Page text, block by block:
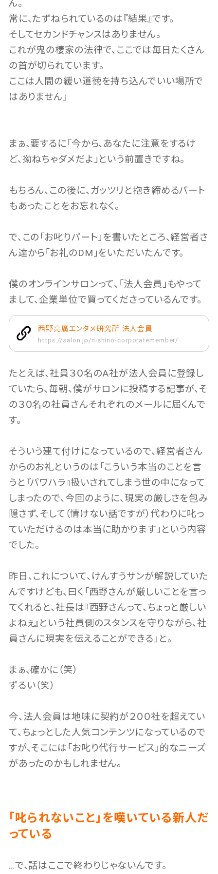
ん。
常に、たずねられているのは『結果』です。
そしてセカンドチャンスはありません。
これが鬼の棲家の法律で、ここでは毎日たくさん
の首が切られています。
ここは人間の緩い道徳を持ち込んでいい場所で
はありません」
まぁ、要するに「今から、あなたに注意をするけ
ど、拗ねちゃダメだよ」という前置きですね。
もちろん、この後に、ガッツリと抱き締めるパート
もあったことをお忘れなく。
で、この「お叱りパート」を書いたところ、経営者さ
ん達から「お礼のDM」をいただいたんです。
僕のオンラインサロンって、「法人会員」もやって
まして、企業単位で買ってくださっているんです。
西野亮廣エンタメ研究所 法人会員
https://salon.jp/nishino-corporatemember/
たとえば、社員３０名のA社が法人会員に登録し
ていたら、毎朝、僕がサロンに投稿する記事が、そ
の３０名の社員さんそれぞれのメールに届くんで
す。
そういう建て付けになっているので、経営者さん
からのお礼というのは「こういう本当のことを言
うと『パワハラ』扱いされてしまう世の中になって
しまったので、今回のように、現実の厳しさを包み
隠さず、そして（情けない話ですが）代わりに叱っ
ていただけるのは本当に助かります」という内容
でした。
昨日、これについて、けんすうサンが解説していた
んですけども、曰く「西野さんが厳しいことを言っ
てくれると、社長は『西野さんって、ちょっと厳しい
よねぇ』という社員側のスタンスを守りながら、社
員さんに現実を伝えることができる」と。
まぁ、確かに（笑）
ずるい（笑）
今、法人会員は地味に契約が２００社を超えてい
て、ちょっとした人気コンテンツになっているので
すが、そこには「お叱り代行サービス」的なニーズ
があったのかもしれません。
「叱られないこと」を嘆いている新人だ
っている
…で、話はここで終わりじゃないんです。